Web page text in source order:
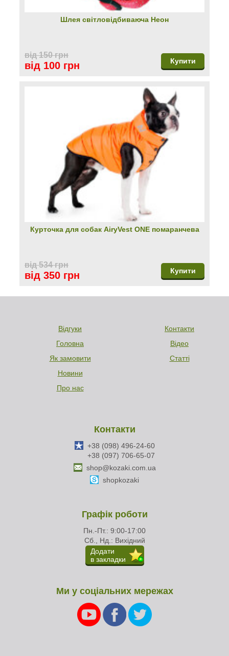
Шлея світловідбиваюча Неон
від 150 грн
від 100 грн Купити
Курточка для собак AiryVest ONE помаранчева
від 534 грн
від 350 грн Купити
Відгуки
Головна
Як замовити
Новини
Про нас
Контакти
Відео
Статті
Графік роботи
Пн.-Пт.: 9:00-17:00
Сб., Нд.: Вихідний
Додати
в закладки
Контакти
+38 (098) 496-24-60
+38 (097) 706-65-07
shop@kozaki.com.ua
shopkozaki
Ми у соціальних мережах